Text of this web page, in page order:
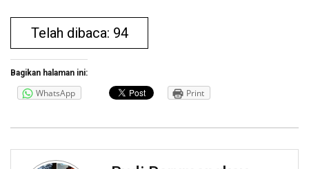
Telah dibaca: 94
Bagikan halaman ini:
WhatsApp Print